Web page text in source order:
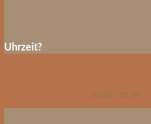
Uhrzeit?
20.00 – 21.30